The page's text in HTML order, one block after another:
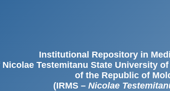
Institutional Repository in
Nicolae Testemitanu State University
of the Republic of
(IRMS – Nicolae